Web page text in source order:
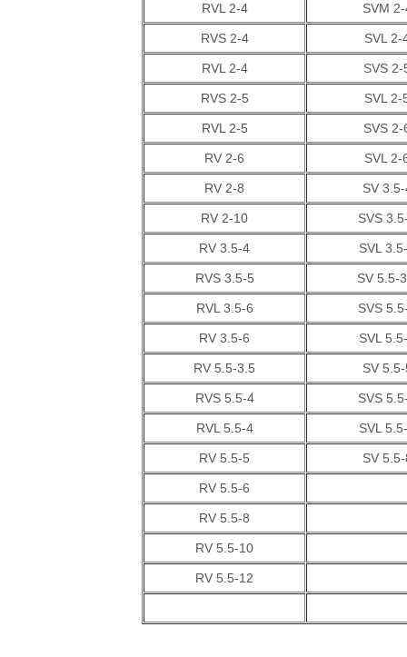
RVL 2-4 SVM
RVS 2-4 SVL 2-
RVL 2-4 SVS 2-
RVS 2-5 SVL 2-
RVL 2-5 SVS 2-
RV 2-6 SVL 2-
RV 2-8 SV
RV 2-10 SVS
RV 3.5-4 SVL
RVS 3.5-5 SV 5.5-
RVL 3.5-6 SVS
RV 3.5-6 SVL
RV 5.5-3.5 SV
RVS 5.5-4 SVS
RVL 5.5-4 SVL
RV 5.5-5 SV
RV 5.5-6
RV 5.5-8
RV 5.5-10
RV 5.5-12